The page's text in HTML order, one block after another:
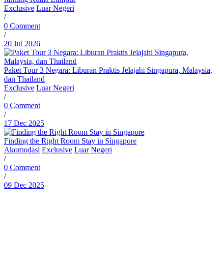
Exclusive Luar Negeri
/
0 Comment
/
20 Jul 2026
Paket Tour 3 Negara: Liburan Praktis Jelajahi Singapura, Malaysia,
dan Thailand
Exclusive Luar Negeri
/
0 Comment
/
17 Dec 2025
Finding the Right Room Stay in Singapore
Akomodasi Exclusive Luar Negeri
/
0 Comment
/
09 Dec 2025